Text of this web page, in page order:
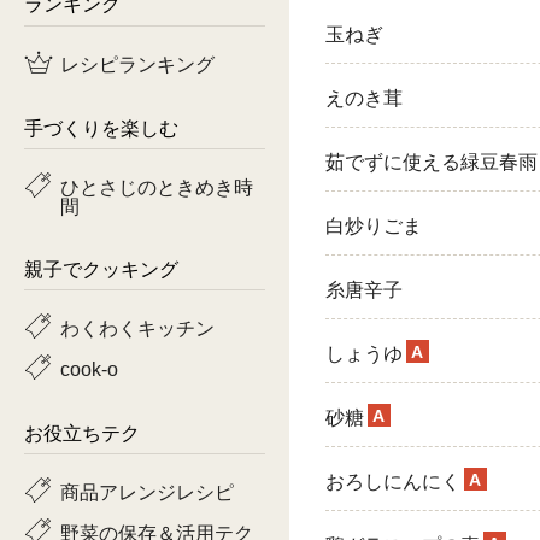
玉ねぎ
えのき茸
茹でずに使える緑豆春雨
白炒りごま
糸唐辛子
しょうゆ A
砂糖 A
おろしにんにく A
ピーマン
レシピランキング
手づくりを楽しむ
ひとさじのときめき時
間
親子でクッキング
わくわくキッチン
cook-o
お役立ちテク
商品アレンジレシピ
野菜の保存＆活用テク